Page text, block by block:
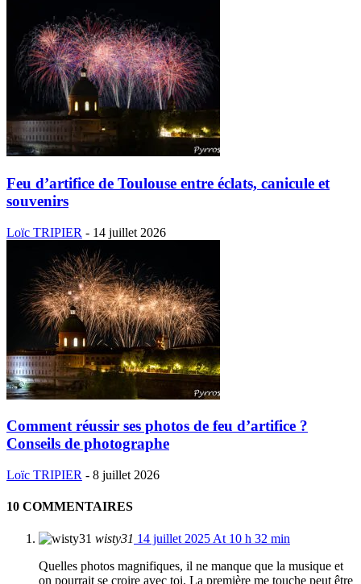
Feu d’artifice de Toulouse entre éclats, canicule et
souvenirs
Loïc TRIPIER - 14 juillet 2026
Comment réussir ses photos de feu d’artifice ?
Conseils de photographe
Loïc TRIPIER - 8 juillet 2026
10 COMMENTAIRES
wisty31 14 juillet 2025 At 10 h 32 min
Quelles photos magnifiques, il ne manque que la musique et
on pourrait se croire avec toi. La première me touche peut être